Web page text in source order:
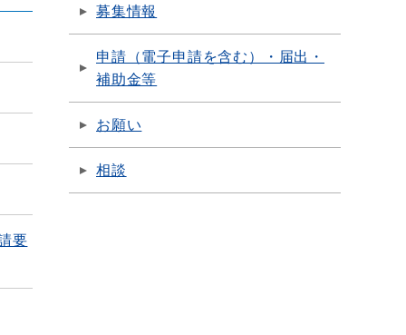
要
募集情報
申請（電子申請を含む）・届出・
補助金等
お願い
相談